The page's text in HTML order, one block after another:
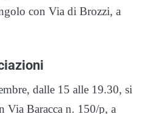
con Via di Brozzi, a
dalle 15 alle 19.30, si
Via Baracca n. 150/p, a